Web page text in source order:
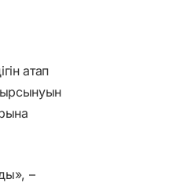
атап
–